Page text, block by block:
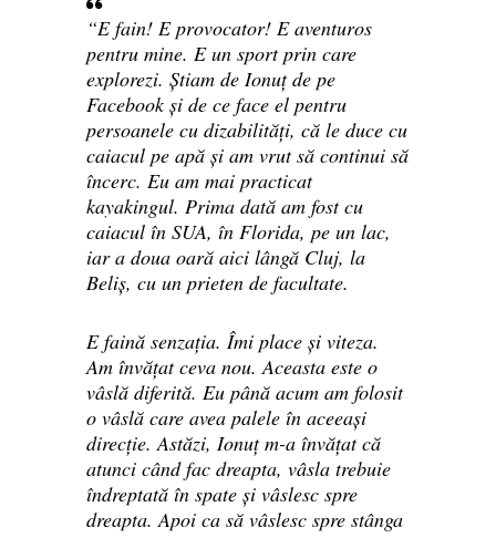
“E fain! E provocator! E aventuros
pentru mine. E un sport prin care
explorezi. Știam de Ionuț de pe
Facebook și de ce face el pentru
persoanele cu dizabilități, că le duce cu
caiacul pe apă și am vrut să continui să
încerc. Eu am mai practicat
kayakingul. Prima dată am fost cu
caiacul în SUA, în Florida, pe un lac,
iar a doua oară aici lângă Cluj, la
Beliș, cu un prieten de facultate.
E faină senzația. Îmi place și viteza.
Am învățat ceva nou. Aceasta este o
vâslă diferită. Eu până acum am folosit
o vâslă care avea palele în aceeași
direcție. Astăzi, Ionuț m-a învățat că
atunci când fac dreapta, vâsla trebuie
îndreptată în spate și vâslesc spre
dreapta. Apoi ca să vâslesc spre stânga